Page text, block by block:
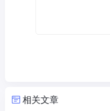
相关文章